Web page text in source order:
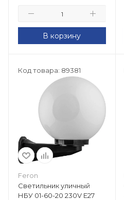
В корзину
Код товара: 89381
Feron
Светильник уличный
НБУ 01-60-20 230V E27